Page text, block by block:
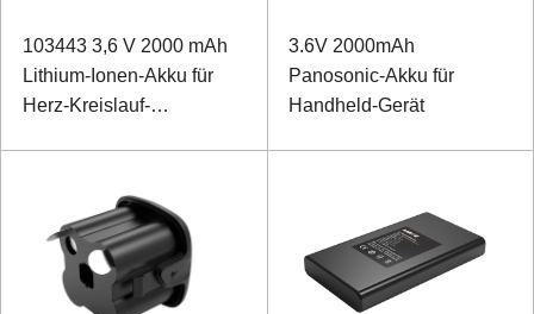
103443 3,6 V 2000 mAh
Lithium-Ionen-Akku für
Herz-Kreislauf-
3.6V 2000mAh
Panosonic-Akku für
Handheld-Gerät